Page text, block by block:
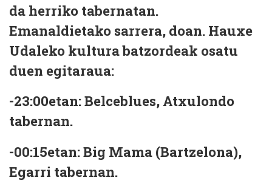
da herriko tabernatan.
Emanaldietako sarrera, doan. Hauxe
Udaleko kultura batzordeak osatu
duen egitaraua:
-23:00etan:Belceblues, Atxulondo
tabernan.
-00:15etan:Big Mama (Bartzelona),
Egarri tabernan.